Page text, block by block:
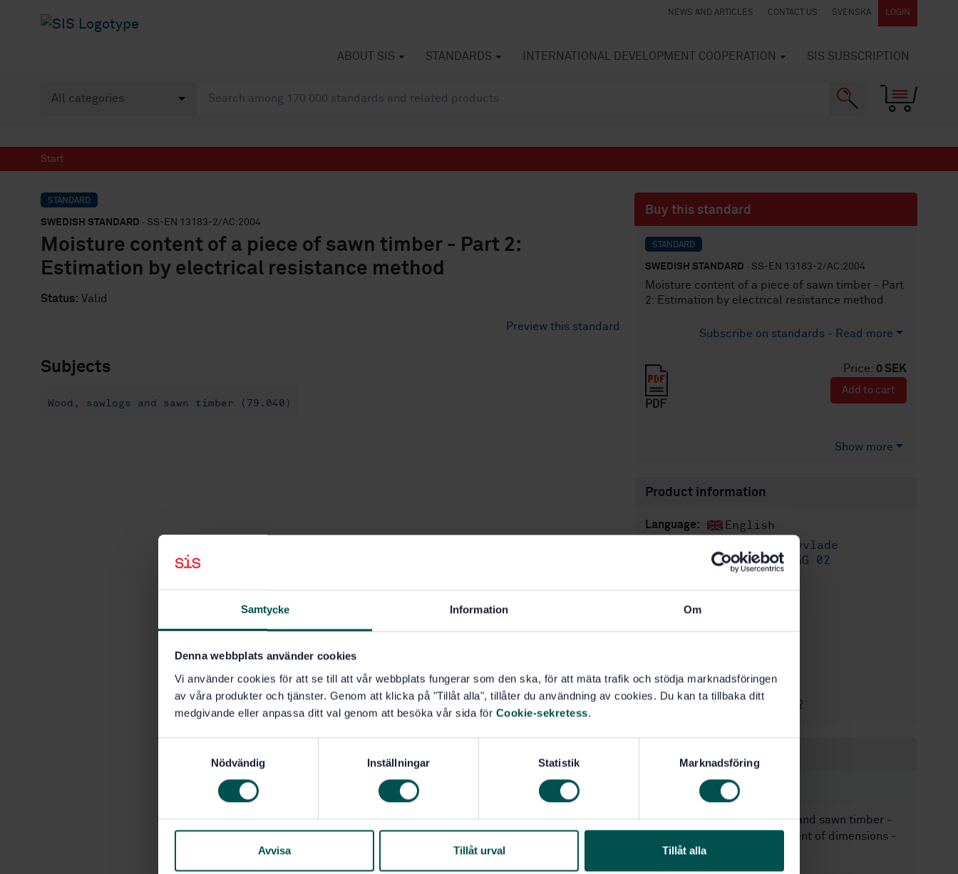
Samtycke Information Om
Denna webbplats använder cookies
Vi använder cookies för att se till att vår webbplats fungerar som den ska, för att mäta trafik och stödja marknadsföringen
av våra produkter och tjänster. Genom att klicka på "Tillåt alla", tillåter du användning av cookies. Du kan ta tillbaka ditt
medgivande eller anpassa ditt val genom att besöka vår sida för Cookie-sekretess.
Nödvändig Inställningar Statistik Marknadsföring
Avvisa Tillåt urval Tillåt alla
NEWS AND ARTICLES CONTACT US SVENSKA LOGIN
ABOUT SIS STANDARDS INTERNATIONAL DEVELOPMENT COOPERATION SIS SUBSCRIPTION
Start
STANDARD
SWEDISH STANDARD · SS-EN 13183-2/AC:2004
Moisture content of a piece of sawn timber - Part 2:
Estimation by electrical resistance method
Status: Valid
Preview this standard
Subjects
Wood, sawlogs and sawn timber (79.040)
Buy this standard
STANDARD
SWEDISH STANDARD · SS-EN 13183-2/AC:2004
Moisture content of a piece of sawn timber - Part
2: Estimation by electrical resistance method
Subscribe on standards - Read more
Price: 0 SEK
PDF
Add to cart
Show more
Product information
Language: English
Sågade och hyvlade
trävaror, SIS/TK 182/AG 02
Replaces: SS 232740
SS-EN 13183-2
STANDARDS
SS-EN 1309-1Round and sawn timber -
Method of measurement of dimensions -
Part 1: Sawn timber